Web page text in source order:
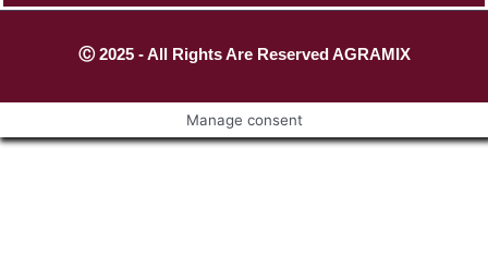
Ⓒ 2025 - All Rights Are Reserved AGRAMIX
Manage consent